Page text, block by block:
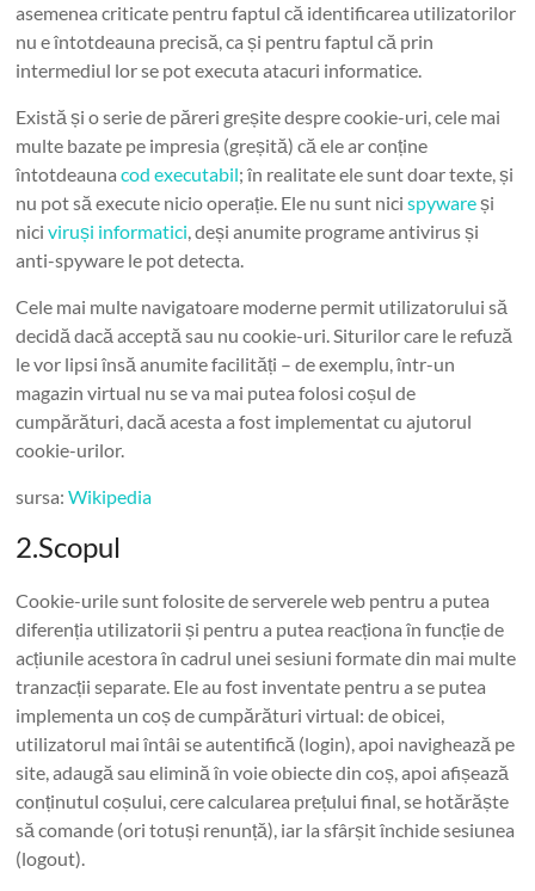
asemenea criticate pentru faptul că identificarea utilizatorilor
nu e întotdeauna precisă, ca și pentru faptul că prin
intermediul lor se pot executa atacuri informatice.
Există și o serie de păreri greșite despre cookie-uri, cele mai
multe bazate pe impresia (greșită) că ele ar conține
întotdeaunacod executabil; în realitate ele sunt doar texte, și
nu pot să execute nicio operație. Ele nu sunt nicispywareși
niciviruși informatici, deși anumite programe antivirus și
anti-spyware le pot detecta.
Cele mai multe navigatoare moderne permit utilizatorului să
decidă dacă acceptă sau nu cookie-uri. Siturilor care le refuză
le vor lipsi însă anumite facilități – de exemplu, într-un
magazin virtual nu se va mai putea folosi coșul de
cumpărături, dacă acesta a fost implementat cu ajutorul
cookie-urilor.
sursa:Wikipedia
2.Scopul
Cookie-urile sunt folosite de serverele web pentru a putea
diferenția utilizatorii și pentru a putea reacționa în funcție de
acțiunile acestora în cadrul unei sesiuni formate din mai multe
tranzacții separate. Ele au fost inventate pentru a se putea
implementa un coș de cumpărături virtual: de obicei,
utilizatorul mai întâi se autentifică (login), apoi navighează pe
site, adaugă sau elimină în voie obiecte din coș, apoi afișează
conținutul coșului, cere calcularea prețului final, se hotărăște
să comande (ori totuși renunță), iar la sfârșit închide sesiunea
(logout).